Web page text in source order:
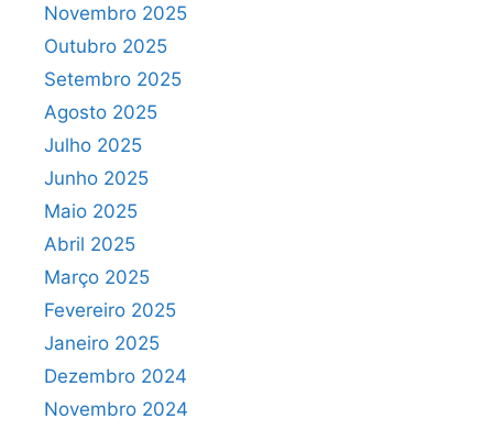
Novembro 2025
Outubro 2025
Setembro 2025
Agosto 2025
Julho 2025
Junho 2025
Maio 2025
Abril 2025
Março 2025
Fevereiro 2025
Janeiro 2025
Dezembro 2024
Novembro 2024